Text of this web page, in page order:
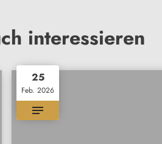
interessieren
25
Feb. 2026